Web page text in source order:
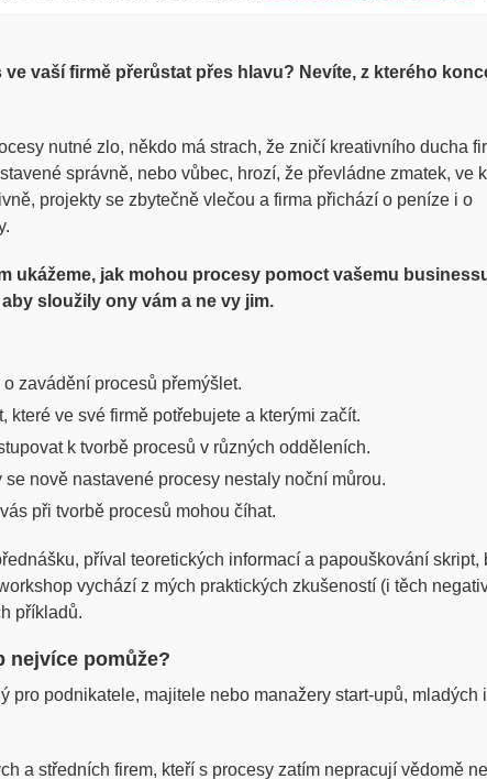
ve vaší firmě přerůstat přes hlavu? Nevíte, z kterého
nutné zlo, někdo má strach, že zničí kreativního ducha
správně, nebo vůbec, hrozí, že převládne zmatek, ve
projekty se zbytečně vlečou a firma přichází o peníze i o
ukážeme, jak mohou procesy pomoct vašemu
sloužily ony vám a ne vy jim.
zavádění procesů přemýšlet.
které ve své firmě potřebujete a kterými začít.
k tvorbě procesů v různých odděleních.
se nově nastavené procesy nestaly noční můrou.
při tvorbě procesů mohou číhat.
příval teoretických informací a papouškování skript,
vychází z mých praktických zkušeností (i těch
příkladů.
nejvíce pomůže?
pro podnikatele, majitele nebo manažery start-upů, mladých
a středních firem, kteří s procesy zatím nepracují vědomě